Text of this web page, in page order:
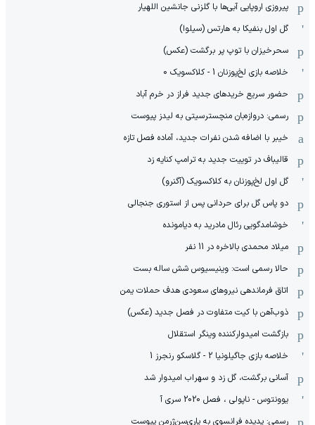
پیروزی اروپایی آبی‌ها با گلزنی جانشین اللهیار
گل اول بنفیکا به هارتس (سیلوا)
سحرخیزان با توپ پر برگشت (عکس)
خلاصه بازی لخ‌پوزنان 1 - کلاکسویک 0
حضور سریع خریدهای جدید فراز در خرم آباد
رسمی: دروازه‌بان منچسترسیتی به لیدز پیوست
خیبر با اضافه شدن نفرات جدید، آماده فصل تازه
قالیباف در توییت جدید به ترامپ کنایه زد
گل اول لخ‌پوزنان به کلاکسویک (آگنرو)
دو پاس گل برای حردانی پس از استوری جنجالی
خوشامدگویی رئال مادرید به دیامونده
میلاد محمدی بالاخره در 11 نفر
حالا رسمی است: وینیسیوس شش ساله بست
اتاق فرماندهی نیروهای سعودی هدف حملات یمن
ذوب‌آهن با کیت متفاوت در فصل جدید (عکس)
بازگشت امیدوارکننده وینگر استقلال
خلاصه بازی جاگیلونیا 2 - گلاسکو رنجرز 1
آسانی برگشت، گل زد و سهراب امیدوار شد
یوونتوس - ناپولی ، فصل 2020 سری آ
رسمی: پدیده فرانسوی به پاری‌سن‌ژرمن پیوست